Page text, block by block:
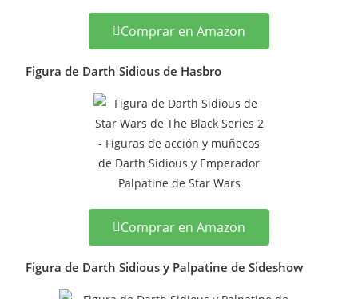
Comprar en Amazon
Figura de Darth Sidious de Hasbro
Comprar en Amazon
Figura de Darth Sidious y Palpatine de Sideshow